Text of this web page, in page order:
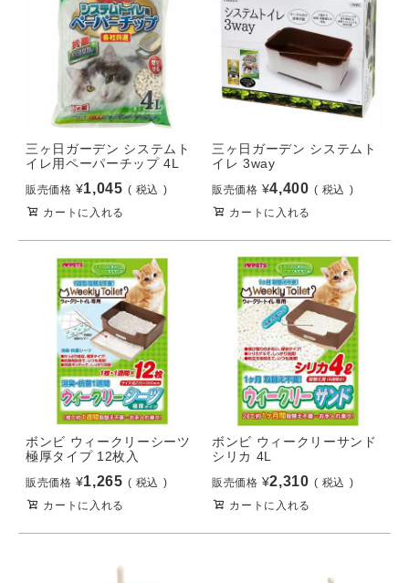
三ヶ日ガーデン システムト
イレ用ペーパーチップ 4L
販売価格 ¥1,045
税込
カートに入れる
三ヶ日ガーデン システムト
イレ 3way
販売価格 ¥4,400
税込
カートに入れる
ボンビ ウィークリーシーツ
極厚タイプ 12枚入
販売価格 ¥1,265
税込
カートに入れる
ボンビ ウィークリーサンド
シリカ 4L
販売価格 ¥2,310
税込
カートに入れる